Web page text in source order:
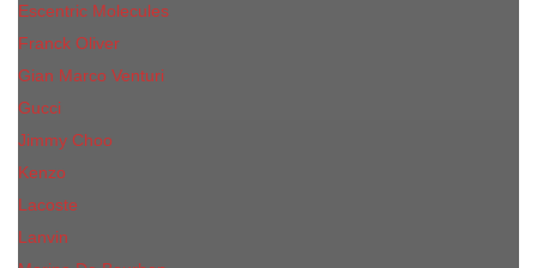
Escentric Molecules
Franck Oliver
Gian Marco Venturi
Gucci
Jimmy Choo
Kenzo
Lacoste
Lanvin